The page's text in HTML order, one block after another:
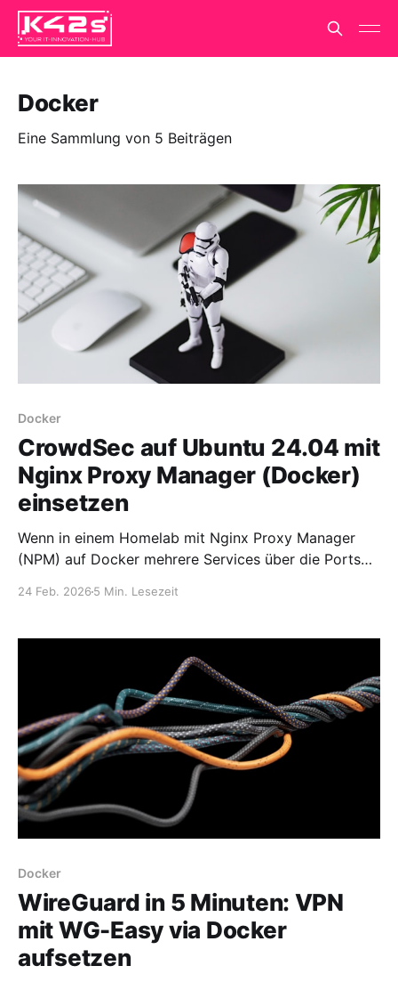
Docker
Eine Sammlung von 5 Beiträgen
Docker
CrowdSec auf Ubuntu 24.04 mit
Nginx Proxy Manager (Docker)
einsetzen
Wenn in einem Homelab mit Nginx Proxy Manager
(NPM) auf Docker mehrere Services über die Ports
Installation von CrowdSec auf Ubuntu 24.04 *
Einbindung der Docker-Logs
24 Feb. 2026 5 Min. Lesezeit
Docker
WireGuard in 5 Minuten: VPN
mit WG-Easy via Docker
aufsetzen